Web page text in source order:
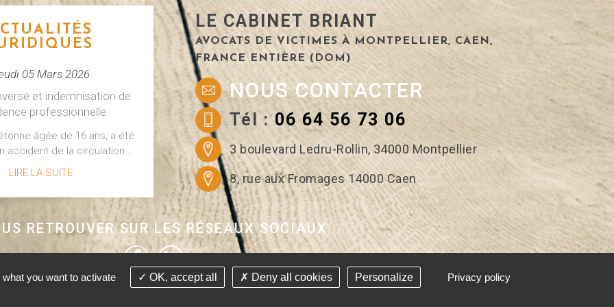
05 Mars 2026
et indemnisation de
professionnelle
âgée de 16 ans, a été
accident de la circulation...
LIRE LA SUITE
18 Février 2026
LE CABINET BRIANT
AVOCATS DE VICTIMES À MONTPELLIER, CAEN,
FRANCE ENTIÈRE (DOM)
NOUS CONTACTER
Tél :06 64 56 73 06
3 boulevard Ledru-Rollin, 34000 Montpellier
8, rue aux Fromages 14000 Caen
RETROUVER SUR LES RÉSEAUX SOCIAUX
avocat - Tous droits réservés Conception Absolute Communication - Réalisation Answeb
you want to activate OK, accept all Deny all cookies Personalize Privacy policy